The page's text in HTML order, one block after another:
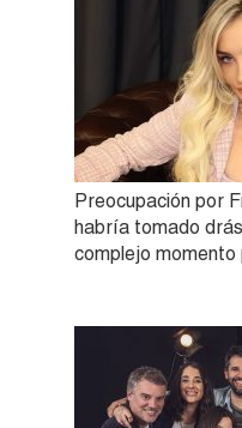
Preocupación por
habría tomado
complejo momento